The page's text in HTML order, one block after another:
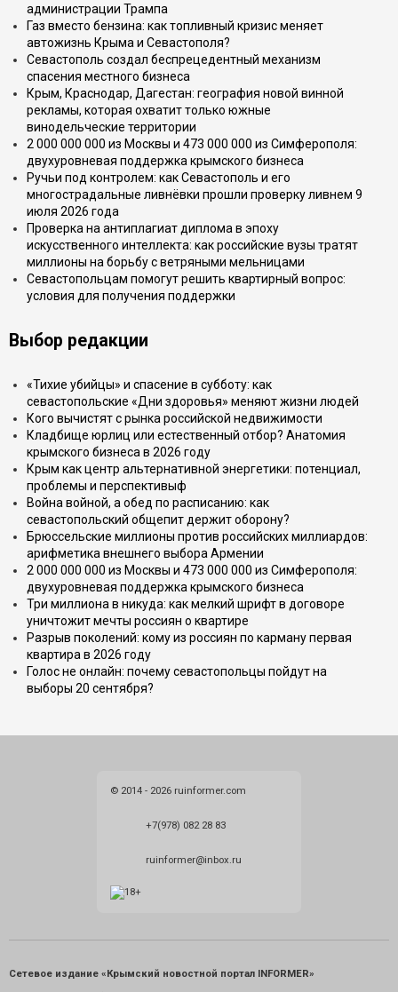
администрации Трампа
Газ вместо бензина: как топливный кризис меняет
автожизнь Крыма и Севастополя?
Севастополь создал беспрецедентный механизм
спасения местного бизнеса
Крым, Краснодар, Дагестан: география новой винной
рекламы, которая охватит только южные
винодельческие территории
2 000 000 000 из Москвы и 473 000 000 из Симферополя:
двухуровневая поддержка крымского бизнеса
Ручьи под контролем: как Севастополь и его
многострадальные ливнёвки прошли проверку ливнем 9
июля 2026 года
Проверка на антиплагиат диплома в эпоху
искусственного интеллекта: как российские вузы тратят
миллионы на борьбу с ветряными мельницами
Севастопольцам помогут решить квартирный вопрос:
условия для получения поддержки
Выбор редакции
«Тихие убийцы» и спасение в субботу: как
севастопольские «Дни здоровья» меняют жизни людей
Кого вычистят с рынка российской недвижимости
Кладбище юрлиц или естественный отбор? Анатомия
крымского бизнеса в 2026 году
Крым как центр альтернативной энергетики: потенциал,
проблемы и перспективыф
Война войной, а обед по расписанию: как
севастопольский общепит держит оборону?
Брюссельские миллионы против российских миллиардов:
арифметика внешнего выбора Армении
2 000 000 000 из Москвы и 473 000 000 из Симферополя:
двухуровневая поддержка крымского бизнеса
Три миллиона в никуда: как мелкий шрифт в договоре
уничтожит мечты россиян о квартире
Разрыв поколений: кому из россиян по карману первая
квартира в 2026 году
Голос не онлайн: почему севастопольцы пойдут на
выборы 20 сентября?
© 2014 - 2026 ruinformer.com
+7(978) 082 28 83
ruinformer@inbox.ru
Сетевое издание «Крымский новостной портал INFORMER»